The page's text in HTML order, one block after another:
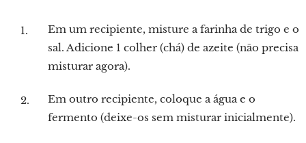
Em um recipiente, misture a farinha de trigo e o
sal. Adicione 1 colher (chá) de azeite (não precisa
misturar agora).
Em outro recipiente, coloque a água e o
fermento (deixe-os sem misturar inicialmente).